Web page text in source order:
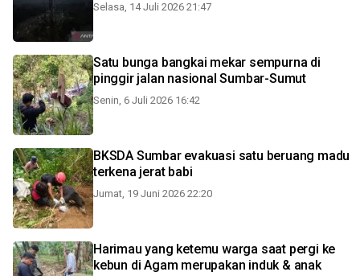
Selasa, 14 Juli 2026 21:47
Satu bunga bangkai mekar sempurna di
pinggir jalan nasional Sumbar-Sumut
Senin, 6 Juli 2026 16:42
BKSDA Sumbar evakuasi satu beruang madu
terkena jerat babi
Jumat, 19 Juni 2026 22:20
Harimau yang ketemu warga saat pergi ke
kebun di Agam merupakan induk & anak